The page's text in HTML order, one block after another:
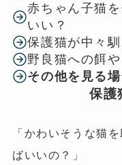
赤ちゃん子猫
いい？
保護猫が中々馴
野良猫への餌
その他を見る
保護
「かわいそうな猫
ばいいの？」